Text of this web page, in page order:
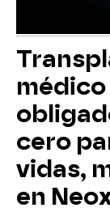
cero
vidas,
en